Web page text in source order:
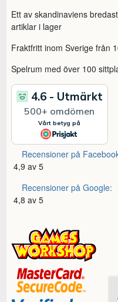
Ett av skandinaviens
artiklar i lager
Fraktfritt inom Sverige från
Spelrum med över 100
Recensioner på
4,9 av 5
Recensioner på Google:
4,8 av 5